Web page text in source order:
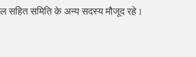
सहित समिति के अन्य सदस्य मौजूद रहे।